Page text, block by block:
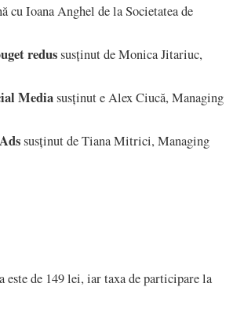
cu Ioana Anghel de la Societatea de
redussusținut de Monica Jitariuc,
Mediasusținut e Alex Ciucă, Managing
susținut de Tiana Mitrici, Managing
de 149 lei, iar taxa de participare la